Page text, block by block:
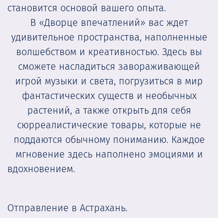
становится основой вашего опыта.
В «Дворце впечатлений» вас ждет
удивительное пространства, наполненные
волшебством и креативностью. Здесь вы
сможете насладиться завораживающей
игрой музыки и света, погрузиться в мир
фантастических существ и необычных
растений, а также открыть для себя
сюрреалистические товары, которые не
поддаются обычному пониманию. Каждое
мгновение здесь наполнено эмоциями и
вдохновением.
Отправление в Астрахань.